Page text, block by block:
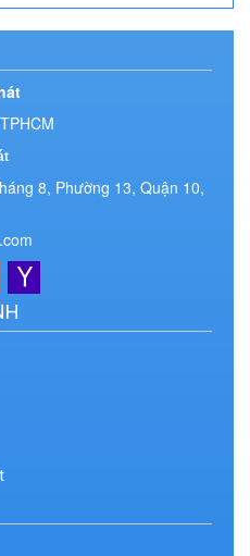
8, Phường 13, Quận 10,